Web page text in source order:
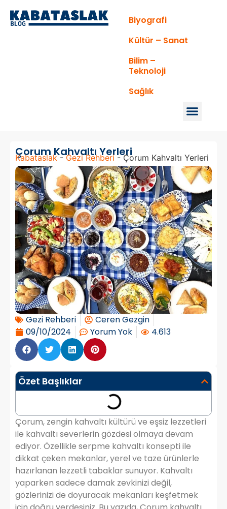
Biyografi
Kültür – Sanat
Bilim –
Teknoloji
Sağlık
Çorum Kahvaltı Yerleri
Kabataslak-Gezi Rehberi -Çorum Kahvaltı Yerleri
Gezi Rehberi
Ceren Gezgin
09/10/2024
Yorum Yok 4.613
Özet Başlıklar
Çorum, zengin kahvaltı kültürü ve eşsiz lezzetleri
ile kahvaltı severlerin gözdesi olmaya devam
ediyor. Özellikle serpme kahvaltı konsepti ile
dikkat çeken mekanlar, yerel ve taze ürünlerle
hazırlanan lezzetli tabaklar sunuyor. Kahvaltı
yaparken sadece damak zevkinizi değil,
gözlerinizi de doyuracak mekanları keşfetmek